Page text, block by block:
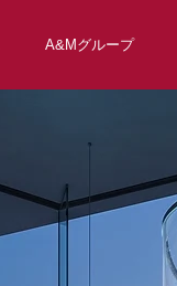
A&Mグループ